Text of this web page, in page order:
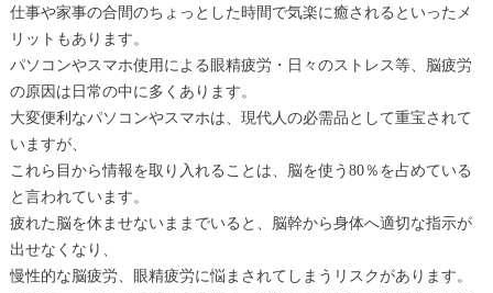
仕事や家事の合間のちょっとした時間で気楽に癒されるといったメ
リットもあります。
パソコンやスマホ使用による眼精疲労・日々のストレス等、脳疲労
の原因は日常の中に多くあります。
大変便利なパソコンやスマホは、現代人の必需品として重宝されて
いますが、
これら目から情報を取り入れることは、脳を使う80％を占めている
と言われています。
疲れた脳を休ませないままでいると、脳幹から身体へ適切な指示が
出せなくなり、
慢性的な脳疲労、眼精疲労に悩まされてしまうリスクがあります。